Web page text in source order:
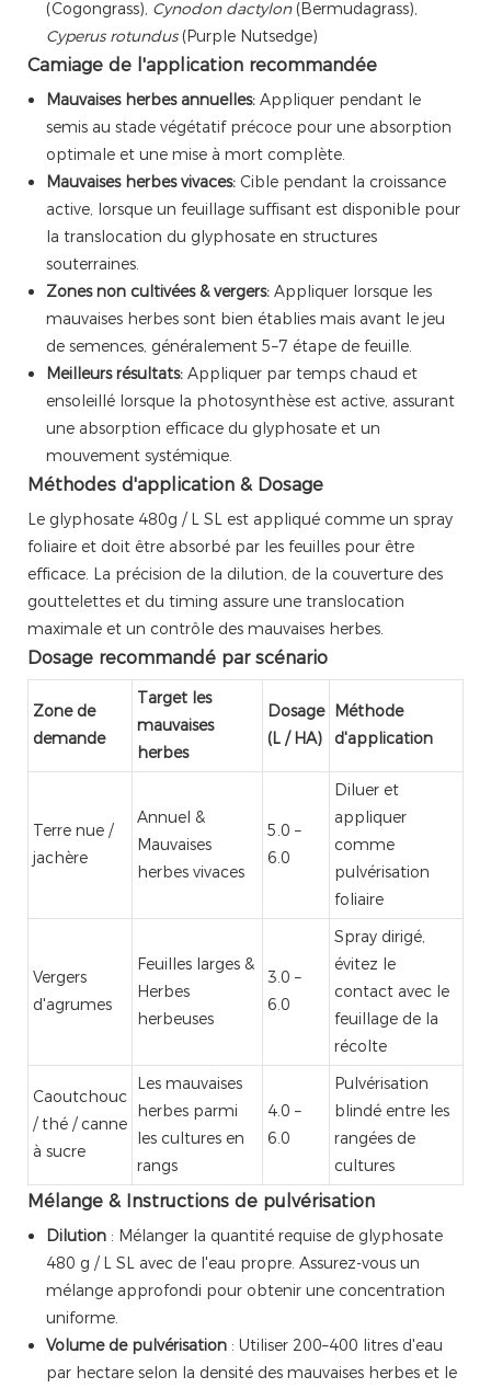
(Cogongrass), Cynodon dactylon(Bermudagrass),
Cyperus rotundus(Purple Nutsedge)
Camiage de l'application recommandée
Mauvaises herbes annuelles: Appliquer pendant le
semis au stade végétatif précoce pour une absorption
optimale et une mise à mort complète.
Mauvaises herbes vivaces: Cible pendant la croissance
active, lorsque un feuillage suffisant est disponible pour
la translocation du glyphosate en structures
souterraines.
Zones non cultivées & vergers: Appliquer lorsque les
mauvaises herbes sont bien établies mais avant le jeu
de semences, généralement 5–7 étape de feuille.
Meilleurs résultats: Appliquer par temps chaud et
ensoleillé lorsque la photosynthèse est active, assurant
une absorption efficace du glyphosate et un
mouvement systémique.
Méthodes d'application & Dosage
Le glyphosate 480g / L SL est appliqué comme un spray
foliaire et doit être absorbé par les feuilles pour être
efficace. La précision de la dilution, de la couverture des
gouttelettes et du timing assure une translocation
maximale et un contrôle des mauvaises herbes.
Dosage recommandé par scénario
Zone de
demande
Target les
mauvaises
herbes
Dosage
(L / HA)
Méthode
d'application
Terre nue /
jachère
Annuel &
Mauvaises
herbes vivaces
5.0 –
6.0
Diluer et
appliquer
comme
pulvérisation
foliaire
Vergers
d'agrumes
Feuilles larges &
Herbes
herbeuses
3.0 –
6.0
Spray dirigé,
évitez le
contact avec le
feuillage de la
récolte
Caoutchouc
/ thé / canne
à sucre
Les mauvaises
herbes parmi
les cultures en
rangs
4.0 –
6.0
Pulvérisation
blindé entre les
rangées de
cultures
Mélange & Instructions de pulvérisation
Dilution : Mélanger la quantité requise de glyphosate
480 g / L SL avec de l'eau propre. Assurez-vous un
mélange approfondi pour obtenir une concentration
uniforme.
Volume de pulvérisation : Utiliser 200–400 litres d'eau
par hectare selon la densité des mauvaises herbes et le